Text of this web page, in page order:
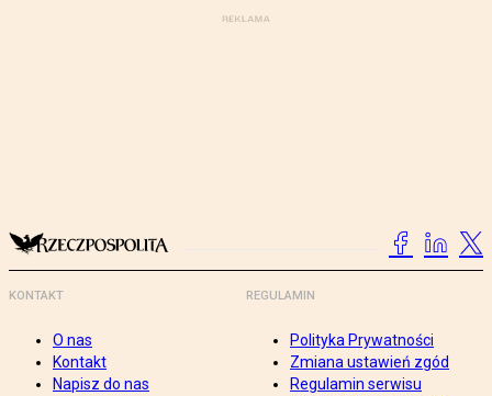
KONTAKT
O nas
Kontakt
Napisz do nas
REGULAMIN
Polityka Prywatności
Zmiana ustawień zgód
Regulamin serwisu